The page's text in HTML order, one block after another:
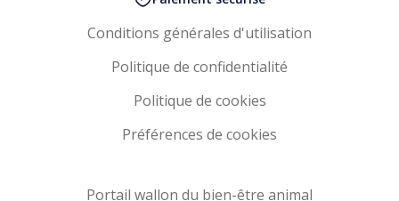
Conditions générales d'utilisation
Politique de confidentialité
Politique de cookies
Préférences de cookies
Portail wallon du bien-être animal